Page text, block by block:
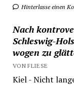
Hinterlasse einen
Nach
Schleswig-
wogen zu
VON FLIESE
Kiel - Nicht